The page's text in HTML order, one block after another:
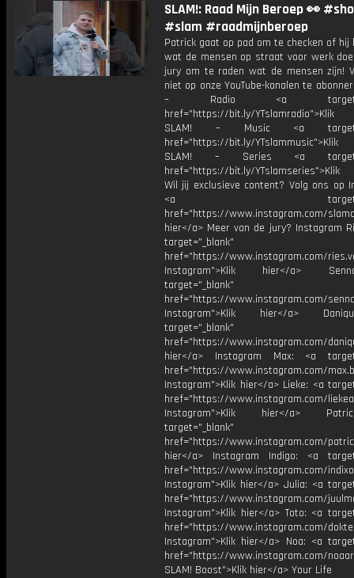
SLAM!: Raad Mijn Beroep 👀
#slam #raadmijnberoep
Patrick gaat op pad om te checken of hij
wat de mensen op straat voor werk
jury om te raden wat de mensen zijn!
niet op onze YouTube-kanalen te
– Radio <a
href="https://bit.ly/
SLAM! – Music <a
href="https://bit.ly/
SLAM! – Series <a
href="https://bit.ly/
Wil jij exclusieve content? Volg ons op
<a
href="https://www.instagram.com/
hier</a> Meer van de jury? Instagram
target="_blank"
href="https://www.instagram.com/
Instagram">Klik hier</a>
target="_blank"
href="https://www.instagram.com/
Instagram">Klik hier</a>
target="_blank"
href="https://www.instagram.com/
hier</a> Instagram Max: <a
href="https://www.instagram.com/
Instagram">Klik hier</a> Lieke: <a
href="https://www.instagram.com/
Instagram">Klik hier</a>
target="_blank"
href="https://www.instagram.com/
hier</a> Instagram Indigo: <a
href="https://www.instagram.com/
Instagram">Klik hier</a> Julia: <a
href="https://www.instagram.com/
Instagram">Klik hier</a> Toto: <a
href="https://www.instagram.com/
Instagram">Klik hier</a> Noa: <a
href="https://www.instagram.com/
SLAM! Boost">Klik hier</a> Your Life